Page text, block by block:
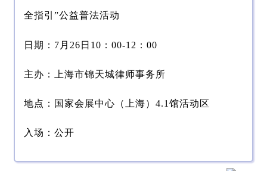
全指引”公益普法活动
日期：7月26日10：00-12：00
主办：上海市锦天城律师事务所
地点：国家会展中心（上海）4.1馆活动区
入场：公开